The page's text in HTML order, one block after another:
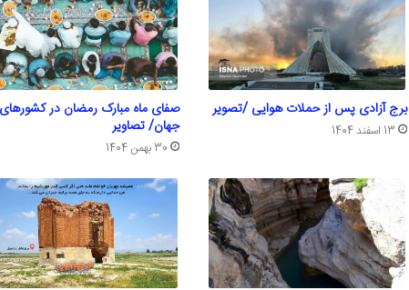
برج آزادی پس از حملات هوایی /تصویر
13 اسفند 1404
صفای ماه مبارک رمضان در کشورهای
جهان/ تصاویر
30 بهمن 1404